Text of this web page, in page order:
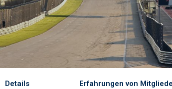
Details Erfahrungen von